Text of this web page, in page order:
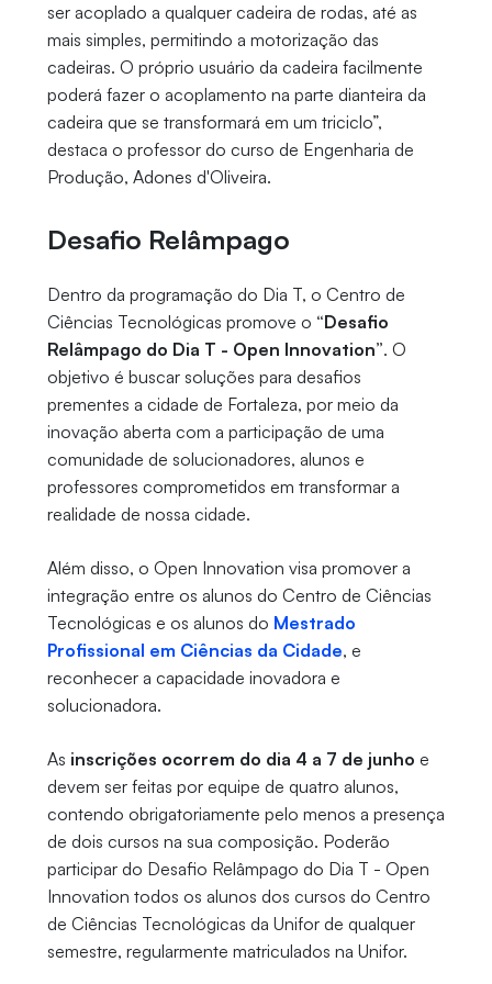
ser acoplado a qualquer cadeira de rodas, até as
mais simples, permitindo a motorização das
cadeiras. O próprio usuário da cadeira facilmente
poderá fazer o acoplamento na parte dianteira da
cadeira que se transformará em um triciclo”,
destaca o professor do curso de Engenharia de
Produção, Adones d'Oliveira.
Desafio Relâmpago
Dentro da programação do Dia T, o Centro de
Ciências Tecnológicas promove o “Desafio
Relâmpago do Dia T - Open Innovation”. O
objetivo é buscar soluções para desafios
prementes a cidade de Fortaleza, por meio da
inovação aberta com a participação de uma
comunidade de solucionadores, alunos e
professores comprometidos em transformar a
realidade de nossa cidade.
Além disso, o Open Innovation visa promover a
integração entre os alunos do Centro de Ciências
Tecnológicas e os alunos do Mestrado
Profissional em Ciências da Cidade, e
reconhecer a capacidade inovadora e
solucionadora.
As inscrições ocorrem do dia 4 a 7 de junho e
devem ser feitas por equipe de quatro alunos,
contendo obrigatoriamente pelo menos a presença
de dois cursos na sua composição. Poderão
participar do Desafio Relâmpago do Dia T - Open
Innovation todos os alunos dos cursos do Centro
de Ciências Tecnológicas da Unifor de qualquer
semestre, regularmente matriculados na Unifor.